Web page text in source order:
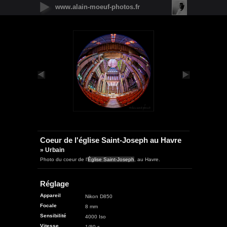
www.alain-moeuf-photos.fr
Coeur de l'église Saint-Joseph au Havre
» Urbain
Photo du coeur de l'Église Saint-Joseph , au Havre.
Réglage
Appareil
Nikon D850
Focale
8 mm
Sensibilité
4000 Iso
Vitesse